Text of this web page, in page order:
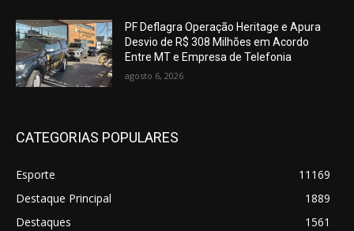
PF Deflagra Operação Heritage e Apura
Desvio de R$ 308 Milhões em Acordo
Entre MT e Empresa de Telefonia
agosto 6, 2026
CATEGORIAS POPULARES
Esporte
11169
Destaque Principal
1889
Destaques
1561